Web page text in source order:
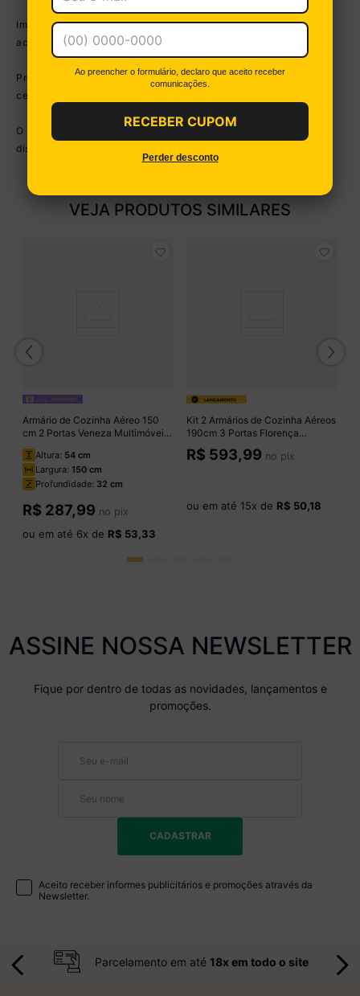
Imagem meramente ilustrativa. Decoração e eletros não
acompanham o produto.
Produto NOVO - acompanha nota fiscal, manual de montagem e
certificado de garantia.
O produto será entregue desmontado e a Multimóveis não
disponibiliza o serviço de montagem.
VEJA PRODUTOS SIMILARES
Armário de Cozinha Aéreo 150
cm 2 Portas Veneza Multimóveis
Altura: 54 cm
Largura: 150 cm
Profundidade: 32 cm
R$ 287,99 no pix
ou em até 6x de R$ 53,33
Kit 2 Armários de Cozinha Aéreos
190cm 3 Portas Florença
Multimóveis MP2440 Preto
R$ 593,99 no pix
ou em até 15x de R$ 50,18
ASSINE NOSSA NEWSLETTER
Fique por dentro de todas as novidades, lançamentos e
promoções.
CADASTRAR
Aceito receber informes publicitários e promoções através da
Newsletter.
Parcelamento em até 18x em todo o site
Ao preencher o formulário, declaro que aceito receber
comunicações.
RECEBER CUPOM
Perder desconto